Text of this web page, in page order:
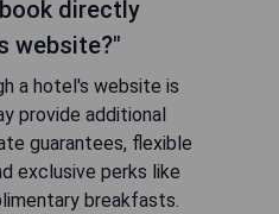
directly
website?"
a hotel's website is
provide additional
guarantees, flexible
exclusive perks like
breakfasts.